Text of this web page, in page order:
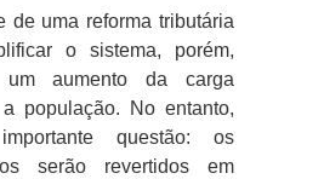
de uma reforma tributária
o sistema, porém,
um aumento da carga
população. No entanto,
questão: os
serão revertidos em